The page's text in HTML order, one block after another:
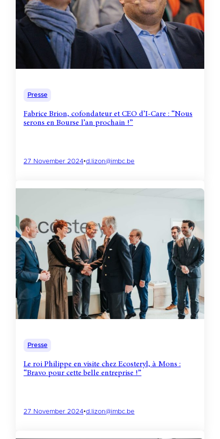
Presse
Fabrice Brion, cofondateur et CEO d’I-Care : “Nous
serons en Bourse l’an prochain !”
27 November 2024•d.lizon@imbc.be
Presse
Le roi Philippe en visite chez Ecosteryl, à Mons :
“Bravo pour cette belle entreprise !”
27 November 2024•d.lizon@imbc.be